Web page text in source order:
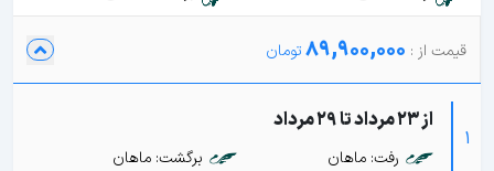
89,900,000
1
از 23 مرداد تا 29 مرداد
رفت: ماهان برگشت: ماهان